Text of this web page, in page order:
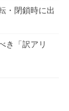
・閉鎖時に出
き「訳アリ